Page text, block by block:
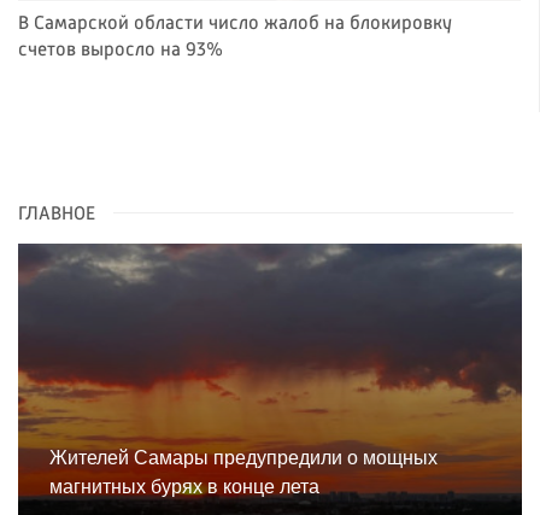
В Самарской области число жалоб на блокировку
счетов выросло на 93%
ГЛАВНОЕ
Жителей Самары предупредили о мощных
магнитных бурях в конце лета